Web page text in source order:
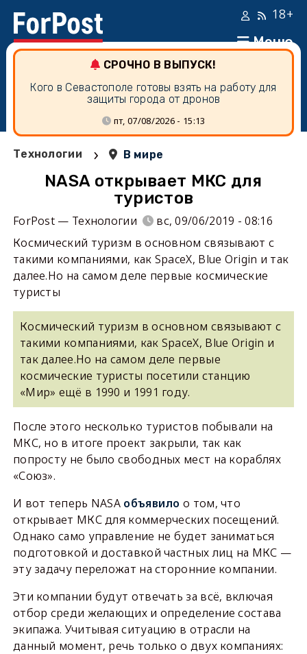
Меню
18+
СРОЧНО В ВЫПУСК!
Кого в Севастополе готовы взять на работу для
защиты города от дронов
пт, 07/08/2026 - 15:13
Технологии › В мире
NASA открывает МКС для
туристов
ForPost — Технологии
вс, 09/06/2019 - 08:16
Космический туризм в основном связывают с
такими компаниями, как SpaceX, Blue Origin и так
далее.Но на самом деле первые космические
туристы
Космический туризм в основном связывают с
такими компаниями, как SpaceX, Blue Origin и
так далее.Но на самом деле первые
космические туристы посетили станцию
«Мир» ещё в 1990 и 1991 году.
После этого несколько туристов побывали на
МКС, но в итоге проект закрыли, так как
попросту не было свободных мест на кораблях
«Союз».
И вот теперь NASA объявилоо том, что
открывает МКС для коммерческих посещений.
Однако само управление не будет заниматься
подготовкой и доставкой частных лиц на МКС —
эту задачу переложат на сторонние компании.
Эти компании будут отвечать за всё, включая
отбор среди желающих и определение состава
экипажа. Учитывая ситуацию в отрасли на
данный момент, речь только о двух компаниях: